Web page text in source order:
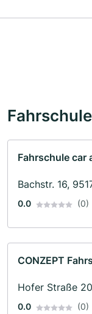
Fahrschule car
Bachstr. 16,
0.0 (0)
CONZEPT
Hofer Straße
0.0 (0)